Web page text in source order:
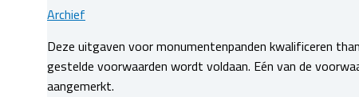
Archief
Deze uitgaven voor monumentenpanden kwalificeren
gestelde voorwaarden wordt voldaan. Eén van de
aangemerkt.